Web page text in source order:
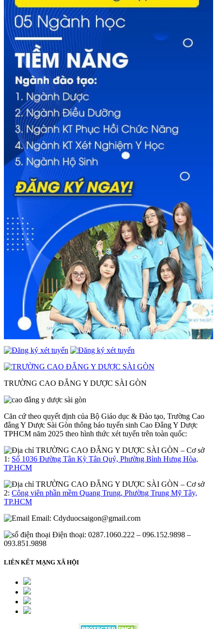
TRƯỜNG CAO ĐẲNG Y DƯỢC SÀI GÒN
Căn cứ theo quyết định của Bộ Giáo dục & Đào tạo, Trường Cao
đẳng Y Dược Sài Gòn thông báo tuyển sinh Cao Đẳng Y Dược
TPHCM năm 2025 theo hình thức xét tuyển trên toàn quốc:
– Cơ sở
1: Số 1036 Đường Tân Kỳ Tân Quý, Phường Bình Hưng Hòa,
TP.HCM
– Cơ sở
2: Công viên phần mềm Quang Trung, Phường Trung Mỹ Tây,
TP.HCM
Email: Cdyduocsaigon@gmail.com
Điện thoại: 0287.1060.222 – 096.152.9898 –
093.851.9898
LIÊN KẾT MẠNG XÃ HỘI